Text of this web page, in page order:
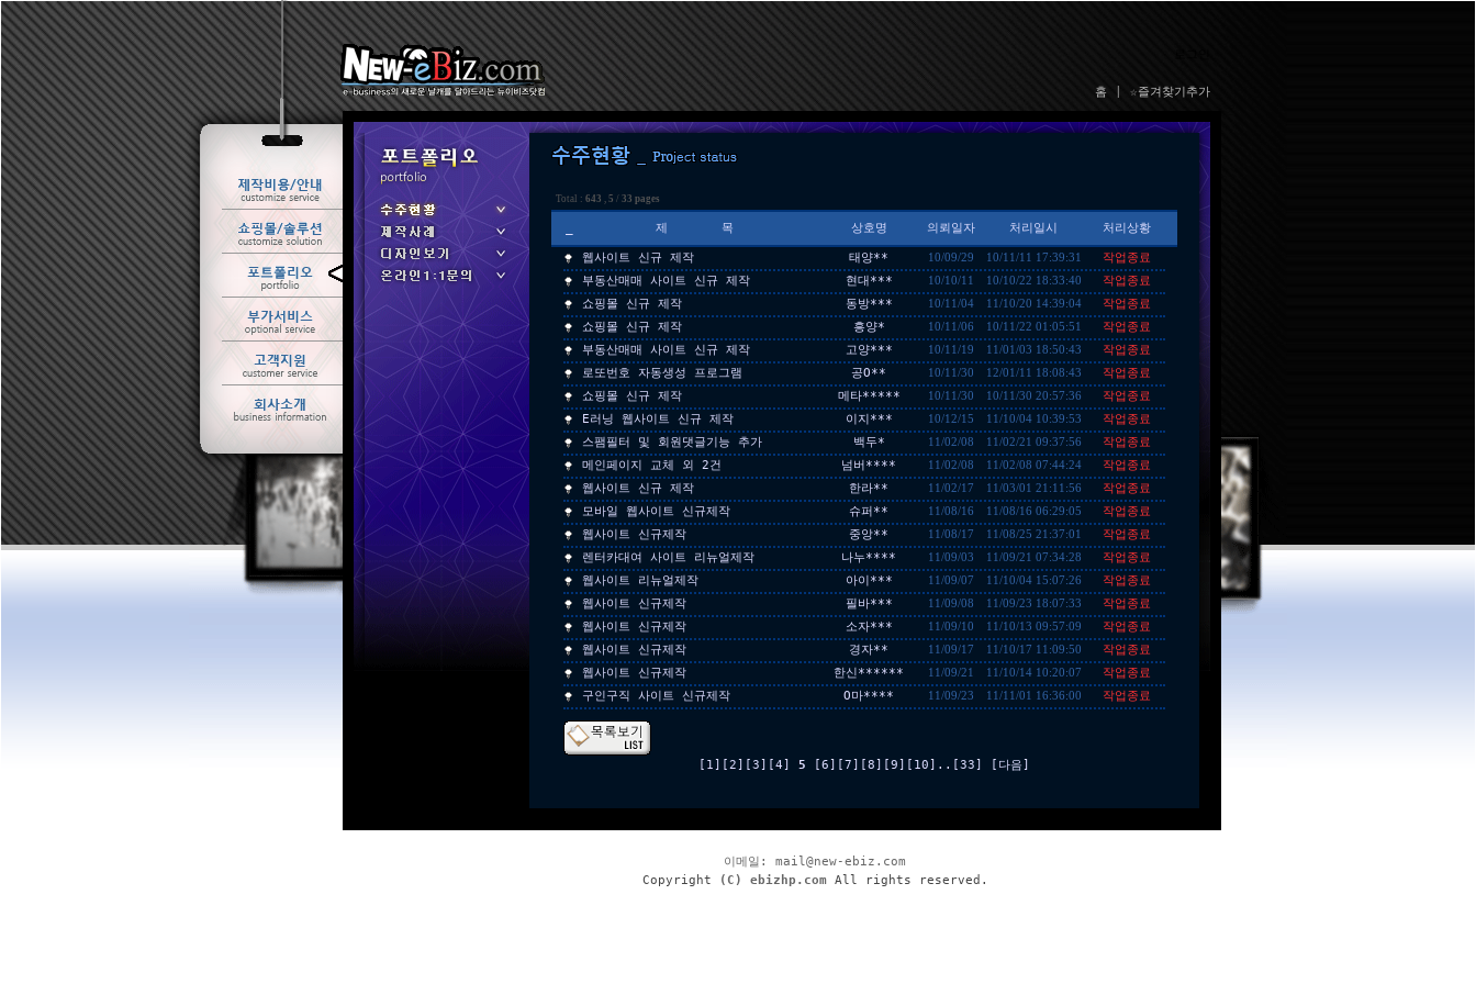
Total : 643 , 5 / 33 pages
제 목 상호명 의뢰일자 처리일시 처리상황
웹사이트 신규 제작 태양** 10/09/29 10/11/11 17:39:31
작업종료
부동산매매 사이트 신규 제작
현대*** 10/10/11 10/10/22 18:33:40
작업종료
쇼핑몰 신규 제작
동방*** 10/11/04 11/10/20 14:39:04
작업종료
쇼핑몰 신규 제작
흥양* 10/11/06 10/11/22 01:05:51
작업종료
부동산매매 사이트 신규 제작
고양*** 10/11/19 11/01/03 18:50:43
작업종료
로또번호 자동생성 프로그램
공O** 10/11/30 12/01/11 18:08:43
작업종료
쇼핑몰 신규 제작
메타***** 10/11/30 10/11/30 20:57:36
작업종료
E러닝 웹사이트 신규 제작
이지*** 10/12/15 11/10/04 10:39:53
작업종료
스팸필터 및 회원댓글기능 추가
백두* 11/02/08 11/02/21 09:37:56
작업종료
메인페이지 교체 외 2건
넘버**** 11/02/08 11/02/08 07:44:24
작업종료
웹사이트 신규 제작
한라** 11/02/17 11/03/01 21:11:56
작업종료
모바일 웹사이트 신규제작
슈퍼** 11/08/16 11/08/16 06:29:05
작업종료
웹사이트 신규제작
중앙** 11/08/17 11/08/25 21:37:01
작업종료
렌터카대여 사이트 리뉴얼제작
나누**** 11/09/03 11/09/21 07:34:28
작업종료
웹사이트 리뉴얼제작
아이*** 11/09/07 11/10/04 15:07:26
작업종료
웹사이트 신규제작
필바*** 11/09/08 11/09/23 18:07:33
작업종료
웹사이트 신규제작
소자*** 11/09/10 11/10/13 09:57:09
작업종료
웹사이트 신규제작
경자** 11/09/17 11/10/17 11:09:50
작업종료
웹사이트 신규제작
한신****** 11/09/21 11/10/14 10:20:07
작업종료
구인구직 사이트 신규제작
O마**** 11/09/23 11/11/01 16:36:00 작업종료
[1] [2] [3] [4] 5 [6] [7] [8] [9] [10] .. [33] [다음]
이메일: mail@new-ebiz.com
Copyright
(C) ebizhp.comAll rights reserved.
홈 ☆즐겨찾기추가
ㆍ 수주현황
ㆍ 제작사례